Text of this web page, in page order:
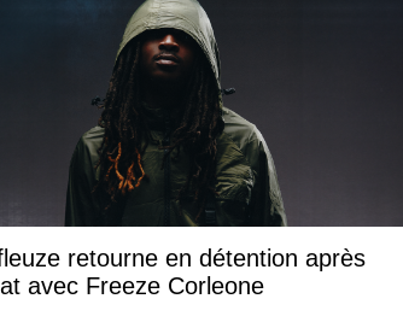
retourne en détention après
avec Freeze Corleone